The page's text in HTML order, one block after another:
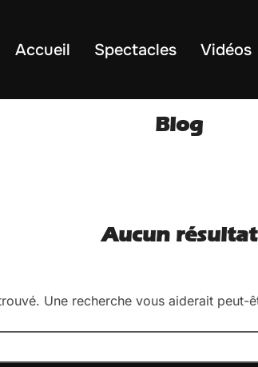
Accueil Spectacles Vidéos
Blog
Aucun résultat
Une recherche vous aiderait peut-